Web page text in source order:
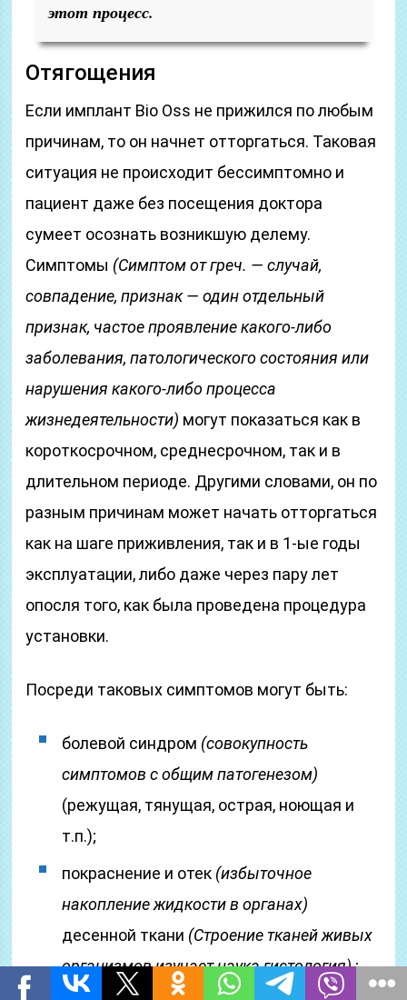
этот процесс.
Отягощения
Если имплант Bio Oss не прижился по любым
причинам, то он начнет отторгаться. Таковая
ситуация не происходит бессимптомно и
пациент даже без посещения доктора
сумеет осознать возникшую делему.
Симптомы (Симптом от греч. — случай,
совпадение, признак — один отдельный
признак, частое проявление какого-либо
заболевания, патологического состояния или
нарушения какого-либо процесса
жизнедеятельности) могут показаться как в
короткосрочном, среднесрочном, так и в
длительном периоде. Другими словами, он по
разным причинам может начать отторгаться
как на шаге приживления, так и в 1-ые годы
эксплуатации, либо даже через пару лет
опосля того, как была проведена процедура
установки.
Посреди таковых симптомов могут быть:
болевой синдром (совокупность
симптомов с общим патогенезом)
(режущая, тянущая, острая, ноющая и
т.п.);
покраснение и отек (избыточное
накопление жидкости в органах)
десенной ткани (Строение тканей живых
организмов изучает наука гистология);